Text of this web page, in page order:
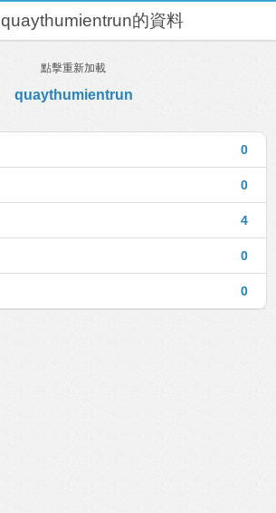
quaythumientrun的資料
點擊重新加載
quaythumientrun
0
0
4
0
0